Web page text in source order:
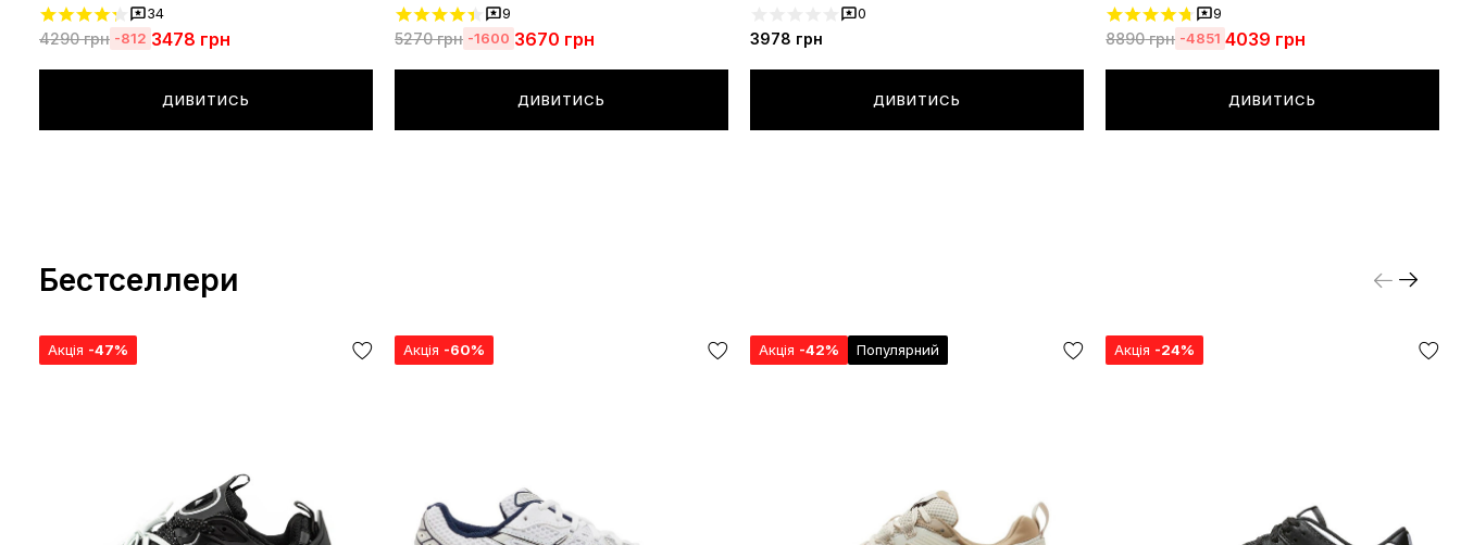
34
4290грн -812 3478 грн
ДИВИТИСЬ
9
5270грн -1600 3670 грн
ДИВИТИСЬ
0
3978 грн
ДИВИТИСЬ
9
8890грн -4851 4039 грн
ДИВИТИСЬ
Бестселлери
Акція -47% Акція -60% Акція -42% Популярний Акція -24%